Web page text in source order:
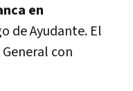
en
de Ayudante. El
con